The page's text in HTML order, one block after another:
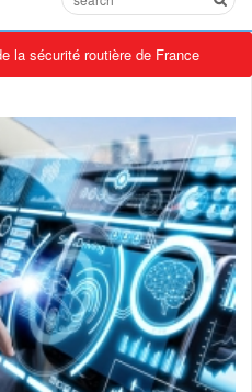
la sécurité routière de France